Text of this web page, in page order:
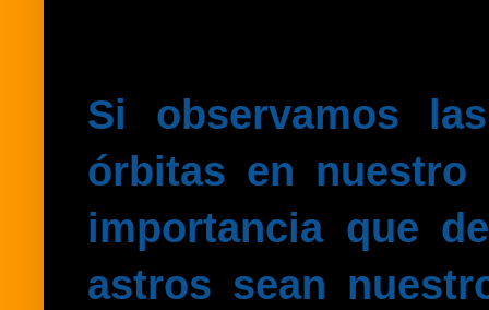
Si observamos
órbitas en
importancia que
astros sean